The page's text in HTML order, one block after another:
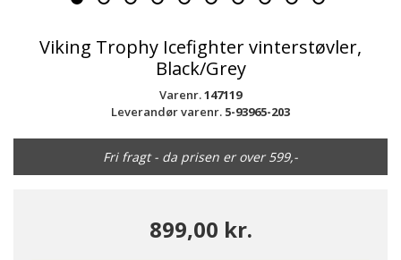
Viking Trophy Icefighter vinterstøvler,
Black/Grey
Varenr.147119
Leverandør varenr. 5-93965-203
Fri fragt - da prisen er over 599,-
899,00 kr.